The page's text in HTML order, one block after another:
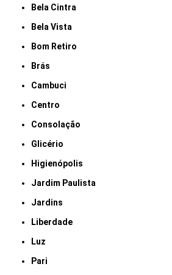
Bela Cintra
Bela Vista
Bom Retiro
Brás
Cambuci
Centro
Consolação
Glicério
Higienópolis
Jardim Paulista
Jardins
Liberdade
Luz
Pari